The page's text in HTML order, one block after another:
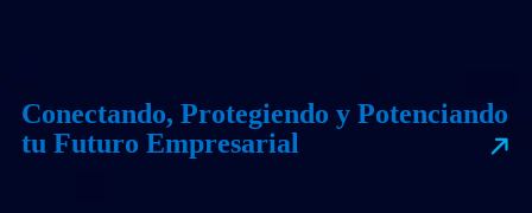
Conectando, Protegiendo y Potenciando
tu Futuro Empresarial